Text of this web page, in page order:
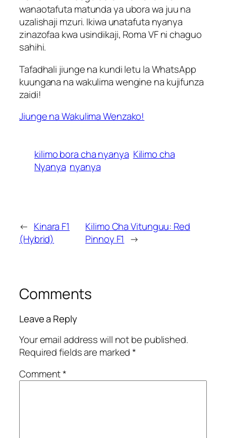
wanaotafuta matunda ya ubora wa juu na
uzalishaji mzuri. Ikiwa unatafuta nyanya
zinazofaa kwa usindikaji, Roma VF ni chaguo
sahihi.
Tafadhali jiunge na kundi letu la WhatsApp
kuungana na wakulima wengine na kujifunza
zaidi!
Jiunge na Wakulima Wenzako!
kilimo bora cha nyanya Kilimo cha
Nyanya nyanya
← Kinara F1
(Hybrid)
Kilimo Cha Vitunguu: Red
Pinnoy F1 →
Comments
Leave a Reply
Your email address will not be published.
Required fields are marked*
Comment*